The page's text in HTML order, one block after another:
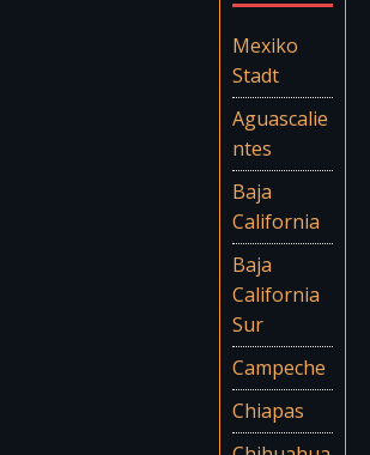
Mexiko
Stadt
Aguascalie
ntes
Baja
California
Baja
California
Sur
Campeche
Chiapas